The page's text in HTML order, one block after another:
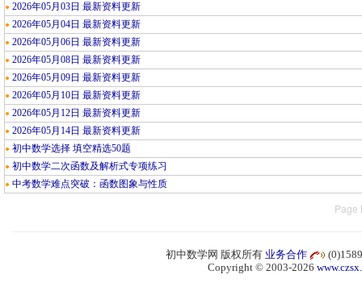
● 2026年05月03日 最新资料更新
● 2026年05月04日 最新资料更新
● 2026年05月06日 最新资料更新
● 2026年05月08日 最新资料更新
● 2026年05月09日 最新资料更新
● 2026年05月10日 最新资料更新
● 2026年05月12日 最新资料更新
● 2026年05月14日 最新资料更新
● 初中数学选择 填空精选50题
● 初中数学二次函数及解析式专项练习
● 中考数学难点突破：函数图象与性质
Page
初中数学网 版权所有 业务合作
Copyright © 2003-2026